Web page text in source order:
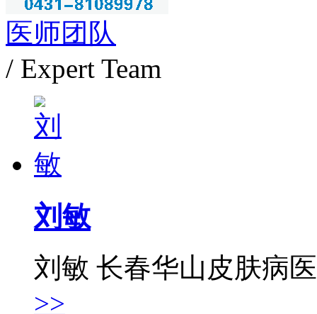
医师团队
/ Expert Team
刘敏
刘敏 长春华山皮肤病
>>